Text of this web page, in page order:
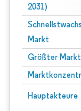
2031)
Markt
Größter Markt
Hauptakteure
Bild © Mordor